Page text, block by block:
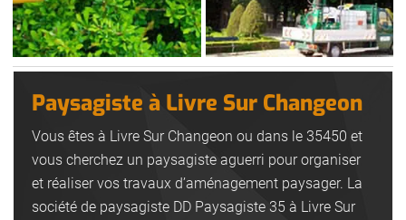
Paysagiste à Livre Sur Changeon
Vous êtes à Livre Sur Changeon ou dans le 35450 et
vous cherchez un paysagiste aguerri pour organiser
et réaliser vos travaux d’aménagement paysager. La
société de paysagiste DD Paysagiste 35 à Livre Sur